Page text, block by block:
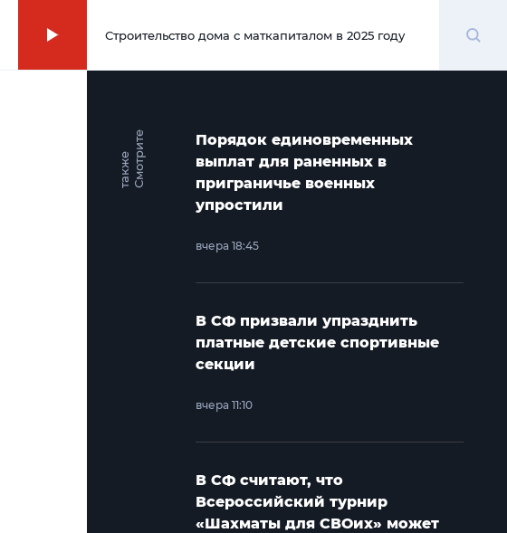
00:00
Строительство дома с маткапиталом в 2025 году
С
м
о
т
р и
т
е
т
а
к
ж
е
Порядок единовременных
выплат для раненных в
приграничье военных
упростили
вчера 18:45
В СФ призвали упразднить
платные детские спортивные
секции
вчера 11:10
В СФ считают, что
Всероссийский турнир
«Шахматы для СВОих» может